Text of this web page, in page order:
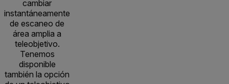
cambiar
instantáneamente
de escaneo de
área amplia a
teleobjetivo.
Tenemos
disponible
también la opción